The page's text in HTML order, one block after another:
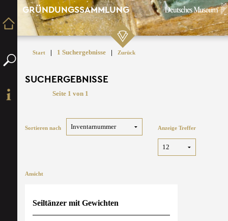
GRÜNDUNGSSAMMLUNG
Start | 1 Suchergebnisse | Zurück
SUCHERGEBNISSE
Seite 1 von 1
Sortieren nach Anzeige Treffer
Ansicht
Seiltänzer mit Gewichten